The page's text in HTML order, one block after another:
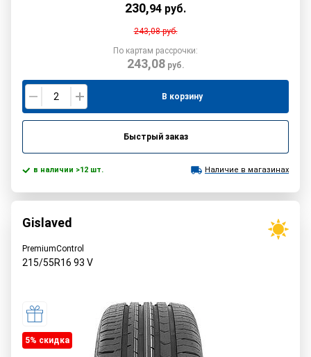
230,94 руб.
243,08руб.
По картам рассрочки:
243,08руб.
В корзину
Быстрый заказ
в наличии >12 шт. Наличие в магазинах
Gislaved
PremiumControl
215/55R16 93 V
5% cкидка